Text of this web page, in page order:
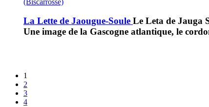
(Biscarrosse)
La Lette de Jaougue-Soule Le Leta de Jauga
Une image de la Gascogne atlantique, le
1
2
3
4